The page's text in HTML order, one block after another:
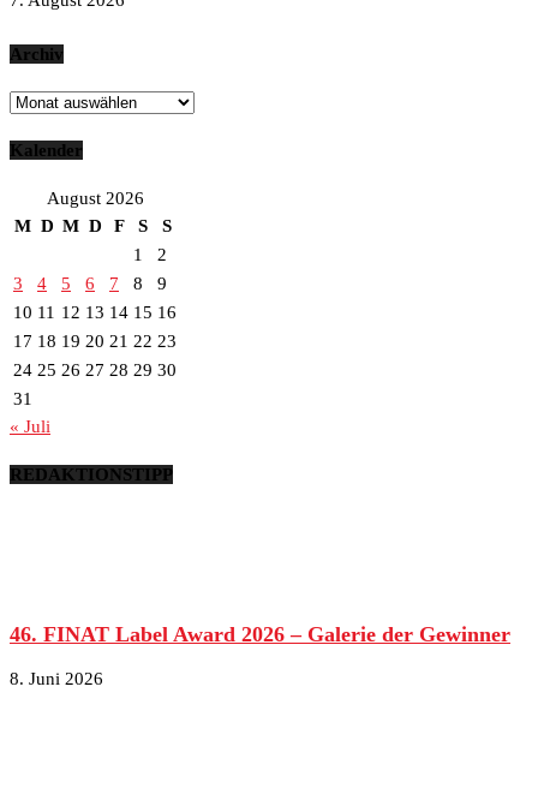
Archiv
Archiv
Kalender
August 2026
M D M D F S
S
1
2
3
4 5 6 7 8
9
10 11 12 13 14 15 16
17 18 19 20 21 22 23
24 25 26 27 28 29 30
31
« Juli
REDAKTIONSTIPP
46. FINAT Label Award 2026 – Galerie der Gewinner
8. Juni 2026